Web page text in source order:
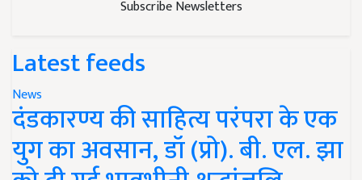
Subscribe Newsletters
Latest feeds
News
दंडकारण्य की साहित्य परंपरा के एक
युग का अवसान, डॉ (प्रो). बी. एल. झा